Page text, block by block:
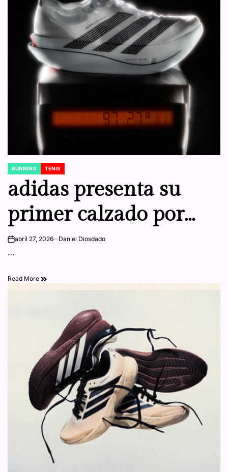
POSTED
RUNNING TENIS
adidas presenta su
primer calzado por
debajo de los 100
Adios Pro EVO 3
onabril 27, 2026 Daniel Diosdado
…
Read More